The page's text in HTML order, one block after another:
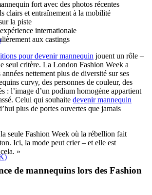
fort avec des photos récentes
clairs et entraînement à la mobilité
la piste
internationale
aux castings
pour devenir mannequin jouent un rôle –
seul critère. La London Fashion Week a
nettement plus de diversité sur ses
curvy, des personnes de couleur, des
: l’image d’un podium homogène appartient
Celui qui souhaite devenir mannequin
plus de portes ouvertes que jamais
seule Fashion Week où la rébellion fait
Ici, la mode peut crier – et elle est
»
de mannequins lors des Fashion